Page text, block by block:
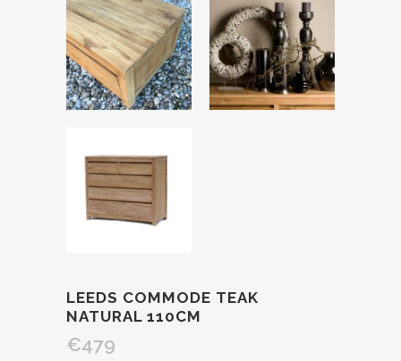
LEEDS COMMODE TEAK
NATURAL 110CM
€479